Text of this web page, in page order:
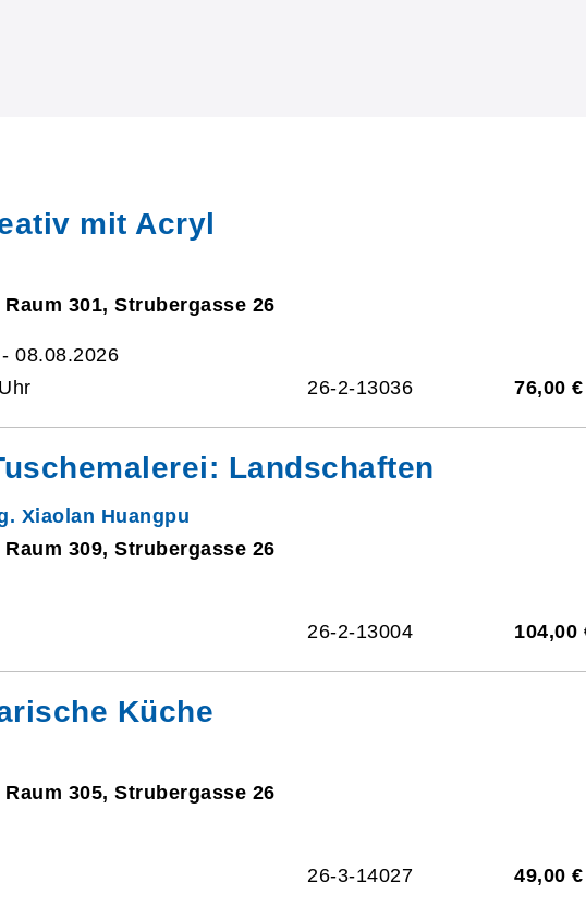
mit Acryl
301, Strubergasse 26
08.08.2026
26-2-13036 76,00 €
Landschaften
Xiaolan Huangpu
309, Strubergasse 26
26-2-13004 104,00
Küche
305, Strubergasse 26
26-3-14027 49,00 €